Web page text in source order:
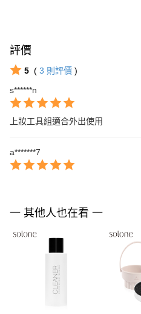
評價
5 ( 3 則評價 )
s******n
上妝工具組適合外出使用
a*******7
一 其他人也在看 一